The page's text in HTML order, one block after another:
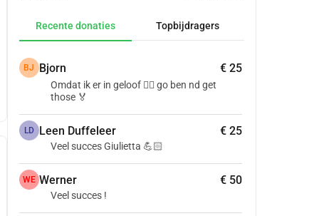
Recente donaties Topbijdragers
BJ Bjorn € 25
Omdat ik er in geloof 👍🏻 go ben nd get
those 🏅
LD Leen Duffeleer € 25
Veel succes Giulietta 💪🏻
WE Werner € 50
Veel succes !